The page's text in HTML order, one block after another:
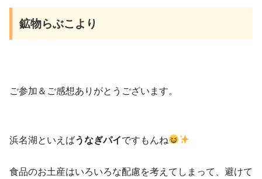
鉱物らぶこより
ご参加＆ご感想ありがとうございます。
浜名湖といえばうなぎパイですもんね
食品のお土産はいろいろな配慮を考えてしまって、避けて